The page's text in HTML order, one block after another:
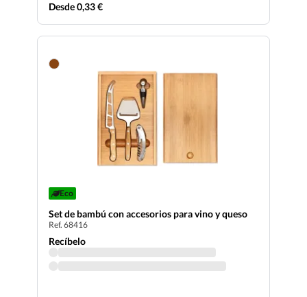
Desde 0,33 €
Eco
Set de bambú con accesorios para vino y queso
Ref. 68416
Recíbelo